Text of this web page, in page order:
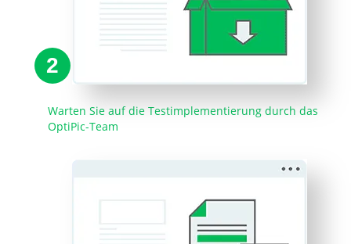
2
Warten Sie auf die Testimplementierung durch das
OptiPic-Team